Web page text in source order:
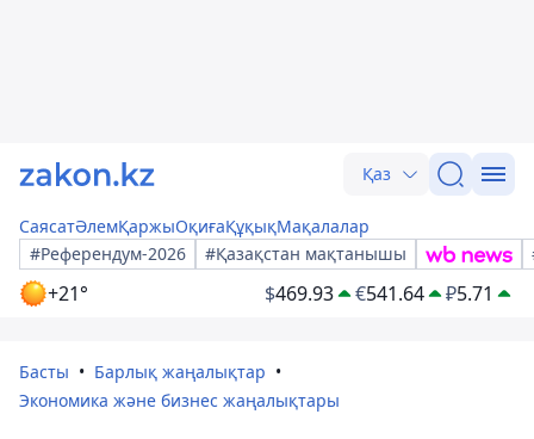
Қаз
СаясатӘлемҚаржыОқиғаҚұқықМақалалар
#Референдум-2026
#Қазақстан мақтанышы
+21° $469.93 €541.64 ₽5.71
Басты
Барлық жаңалықтар
Экономика және бизнес жаңалықтары